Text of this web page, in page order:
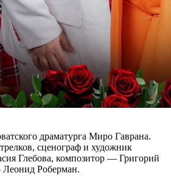
драматурга Миро Гаврана.
сценограф и художник
Глебова, композитор — Григорий
Роберман.